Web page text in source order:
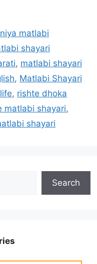
matlabi
shayari
, matlabi shayari
, Matlabi Shayari
, rishte dhoka
matlabi shayari,
shayari
Search